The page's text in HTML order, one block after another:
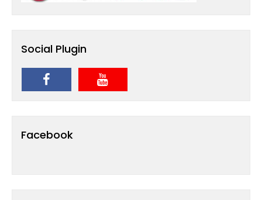
Social Plugin
Facebook